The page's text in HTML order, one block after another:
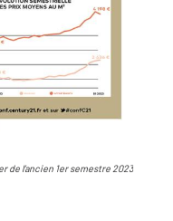
l’ancien 1er semestre 2023